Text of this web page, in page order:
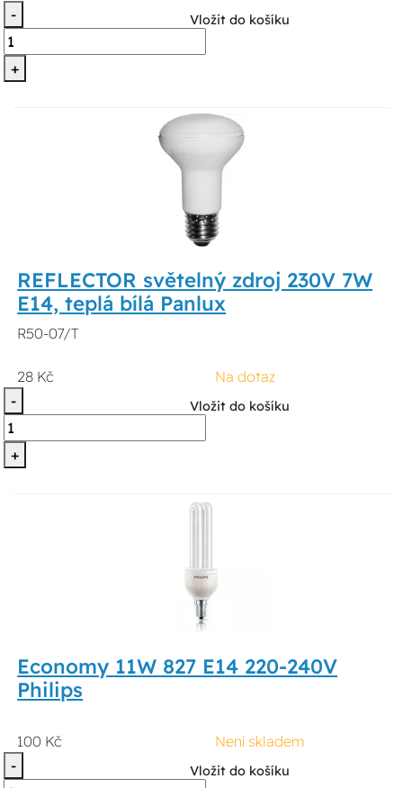
-
+
Vložit do košíku
REFLECTOR světelný zdroj 230V 7W
E14, teplá bílá Panlux
R50-07/T
28 Kč
Na dotaz
-
+
Vložit do košíku
Economy 11W 827 E14 220-240V
Philips
100 Kč
Není skladem
-
Vložit do košíku